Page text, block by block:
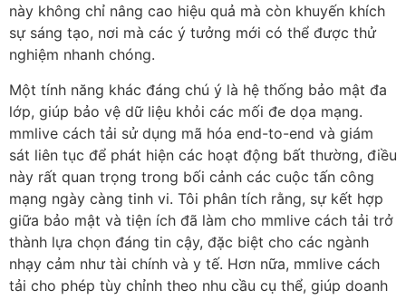
này không chỉ nâng cao hiệu quả mà còn khuyến khích
sự sáng tạo, nơi mà các ý tưởng mới có thể được thử
nghiệm nhanh chóng.
Một tính năng khác đáng chú ý là hệ thống bảo mật đa
lớp, giúp bảo vệ dữ liệu khỏi các mối đe dọa mạng.
mmlive cách tải sử dụng mã hóa end-to-end và giám
sát liên tục để phát hiện các hoạt động bất thường, điều
này rất quan trọng trong bối cảnh các cuộc tấn công
mạng ngày càng tinh vi. Tôi phân tích rằng, sự kết hợp
giữa bảo mật và tiện ích đã làm cho mmlive cách tải trở
thành lựa chọn đáng tin cậy, đặc biệt cho các ngành
nhạy cảm như tài chính và y tế. Hơn nữa, mmlive cách
tải cho phép tùy chỉnh theo nhu cầu cụ thể, giúp doanh